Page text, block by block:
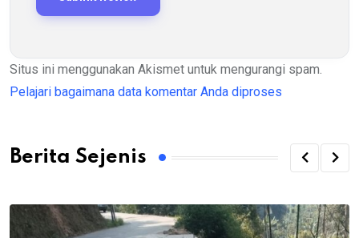
Situs ini menggunakan Akismet untuk mengurangi spam.
Pelajari bagaimana data komentar Anda diproses
Berita Sejenis